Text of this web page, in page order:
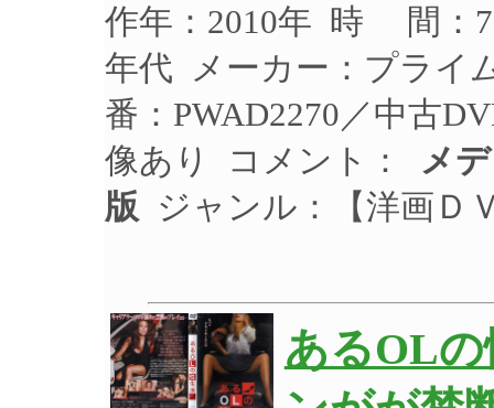
作年：2010年 時 間：
年代 メーカー：プラ
番：PWAD2270／中古
像あり コメント：
メ
版 ジャンル：【洋画Ｄ
あるOL